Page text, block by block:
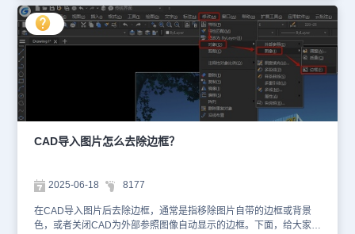
片的方法步骤： 1、图像附着 （1）启动命令在浩辰CAD中打开图纸
文件后，调用ATTACH命令（2）选择图片在弹出的【选择参照文
件】对话框中选择图片文件，点击【打开】。 （3）关键设置在弹出
的【附着图像】对话框中，设置路径类型为【相对路径】，插入点/
比例/旋转角可以取消勾选【在屏幕上指定】，直接输入数值，或者
是在绘图区中手动调整。 （4）放置图片在绘图区中点击指定插入
点，拖动鼠标调整缩放比例，点击确定位置。2、OLE对象嵌入 在浩
辰CAD中打开图纸文件后，点击菜单栏中的【插入】—【OLE对
象】。 （2）在弹出的【插入对象】对话框中，选择【由文件创
建】，点击【浏览】。 （3）在弹出的【浏览】对话框中，选择图
片，点击【打开】即可。在浩辰CAD软件中通过以上两种CAD插入
加速项目落地的“催化剂”。
CAD导入图片怎么去除边框？
2025-06-18 8177
在CAD导入图片后去除边框，通常是指移除图片自带的边框或背景
色，或者关闭CAD为外部参照图像自动显示的边框。下面，给大家分